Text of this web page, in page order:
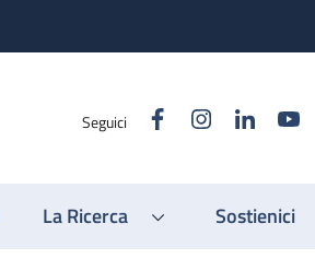
Seguici FacebookInstagram
Linkedin
La Ricerca Sostienici